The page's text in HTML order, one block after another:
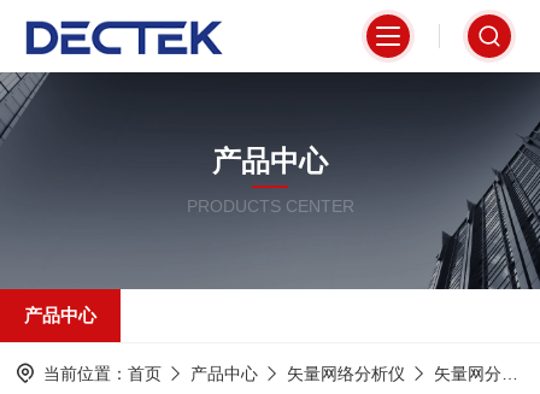
产品中心
PRODUCTS CENTER
产品中心
当前位置： 首页 产品中心 矢量网络分析仪 矢量网分SNA5000X系列